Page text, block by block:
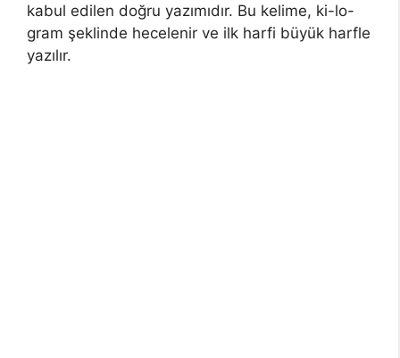
kabul edilen doğru yazımıdır. Bu kelime, ki-lo-
gram şeklinde hecelenir ve ilk harfi büyük harfle
yazılır.